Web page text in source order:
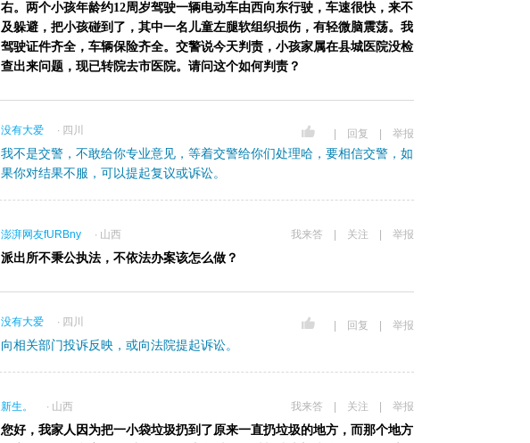
右。两个小孩年龄约12周岁驾驶一辆电动车由西向东行驶，车速很快，来不
及躲避，把小孩碰到了，其中一名儿童左腿软组织损伤，有轻微脑震荡。我
驾驶证件齐全，车辆保险齐全。交警说今天判责，小孩家属在县城医院没检
查出来问题，现已转院去市医院。请问这个如何判责？
没有大爱 ∙ 四川 回复 举报
我不是交警，不敢给你专业意见，等着交警给你们处理哈，要相信交警，如
果你对结果不服，可以提起复议或诉讼。
澎湃网友fURBny ∙ 山西 我来答 关注 举报
派出所不秉公执法，不依法办案该怎么做？
没有大爱 ∙ 四川 回复 举报
向相关部门投诉反映，或向法院提起诉讼。
新生。 ∙ 山西 我来答 关注 举报
您好，我家人因为把一小袋垃圾扔到了原来一直扔垃圾的地方，而那个地方